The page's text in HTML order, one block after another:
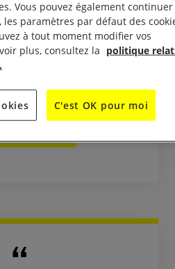
que nous luttons.
parce que
finiront par
Vous pouvez également continuer
les paramètres par défaut des
à tout moment modifier vos
plus, consultez la politique
C'est OK pour moi